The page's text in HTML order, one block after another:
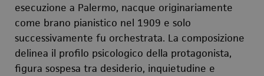
esecuzione a Palermo, nacque originariamente
come brano pianistico nel 1909 e solo
successivamente fu orchestrata. La composizione
delinea il profilo psicologico della protagonista,
figura sospesa tra desiderio, inquietudine e